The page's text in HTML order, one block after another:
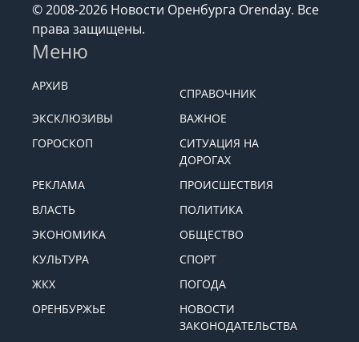
© 2008-2026 Новости Оренбурга Orenday. Все
права защищены.
Меню
АРХИВ
СПРАВОЧНИК
ЭКСКЛЮЗИВЫ
ВАЖНОЕ
ГОРОСКОП
СИТУАЦИЯ НА
ДОРОГАХ
РЕКЛАМА
ПРОИСШЕСТВИЯ
ВЛАСТЬ
ПОЛИТИКА
ЭКОНОМИКА
ОБЩЕСТВО
КУЛЬТУРА
СПОРТ
ЖКХ
ПОГОДА
ОРЕНБУРЖЬЕ
НОВОСТИ
ЗАКОНОДАТЕЛЬСТВА